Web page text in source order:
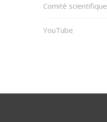
Comité scientifique
YouTube